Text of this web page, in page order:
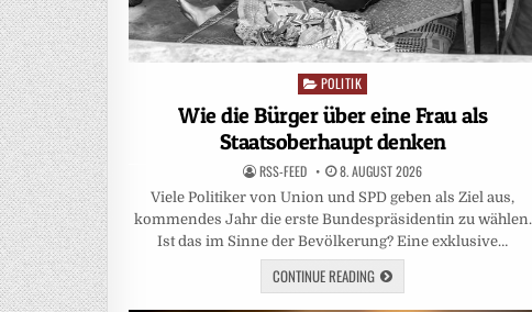
Posted
POLITIK
Wie die Bürger über eine Frau als
Staatsoberhaupt denken
RSS-FEED 8. AUGUST 2026
Viele Politiker von Union und SPD geben als Ziel aus,
kommendes Jahr die erste Bundespräsidentin zu wählen.
Ist das im Sinne der Bevölkerung? Eine exklusive…
CONTINUE READING